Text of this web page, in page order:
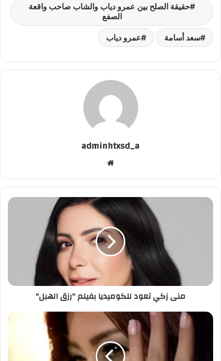
حقيقة الصلح بين عمرو دياب والشاب صاحب واقعة
الصفع
سعد أسامة عمرو دياب
adminhtxsd_a
منى
منى زكي تعود للكوميديا بفيلم "رزق الهبل"
خطوبة